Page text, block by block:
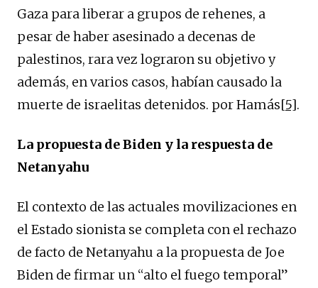
Gaza para liberar a grupos de rehenes, a
pesar de haber asesinado a decenas de
palestinos, rara vez lograron su objetivo y
además, en varios casos, habían causado la
muerte de israelitas detenidos. por Hamás[5].
La propuesta de Biden y la respuesta de
Netanyahu
El contexto de las actuales movilizaciones en
el Estado sionista se completa con el rechazo
de facto de Netanyahu a la propuesta de Joe
Biden de firmar un “alto el fuego temporal”